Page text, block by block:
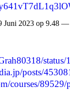
Juni 2023 op 9.48 —
posts/
courses/89529/